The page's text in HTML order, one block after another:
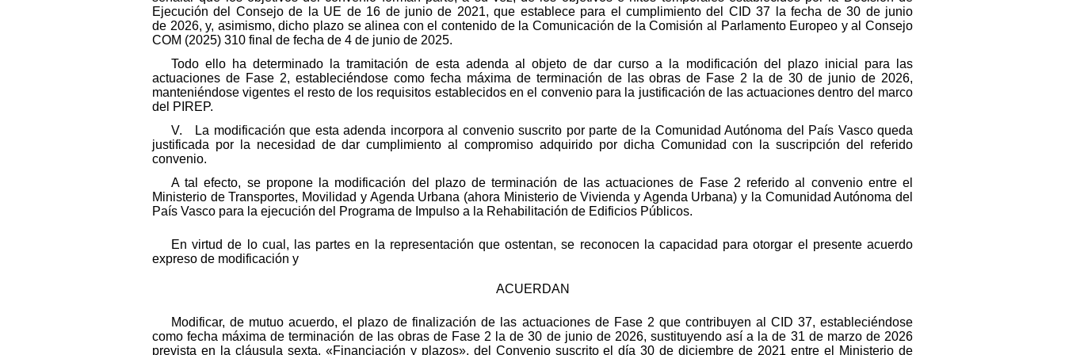
Ejecución del Consejo de la UE de 16 de junio de 2021, que establece para el cumplimiento del CID 37 la fecha de 30 de junio
de 2026, y, asimismo, dicho plazo se alinea con el contenido de la Comunicación de la Comisión al Parlamento Europeo y al Consejo
COM (2025) 310 final de fecha de 4 de junio de 2025.
Todo ello ha determinado la tramitación de esta adenda al objeto de dar curso a la modificación del plazo inicial para las
actuaciones de Fase 2, estableciéndose como fecha máxima de terminación de las obras de Fase 2 la de 30 de junio de 2026,
manteniéndose vigentes el resto de los requisitos establecidos en el convenio para la justificación de las actuaciones dentro del marco
del PIREP.
V. La modificación que esta adenda incorpora al convenio suscrito por parte de la Comunidad Autónoma del País Vasco queda
justificada por la necesidad de dar cumplimiento al compromiso adquirido por dicha Comunidad con la suscripción del referido
convenio.
A tal efecto, se propone la modificación del plazo de terminación de las actuaciones de Fase 2 referido al convenio entre el
Ministerio de Transportes, Movilidad y Agenda Urbana (ahora Ministerio de Vivienda y Agenda Urbana) y la Comunidad Autónoma del
País Vasco para la ejecución del Programa de Impulso a la Rehabilitación de Edificios Públicos.
En virtud de lo cual, las partes en la representación que ostentan, se reconocen la capacidad para otorgar el presente acuerdo
expreso de modificación y
ACUERDAN
Modificar, de mutuo acuerdo, el plazo de finalización de las actuaciones de Fase 2 que contribuyen al CID 37, estableciéndose
como fecha máxima de terminación de las obras de Fase 2 la de 30 de junio de 2026, sustituyendo así a la de 31 de marzo de 2026
prevista en la cláusula sexta, «Financiación y plazos», del Convenio suscrito el día 30 de diciembre de 2021 entre el Ministerio de